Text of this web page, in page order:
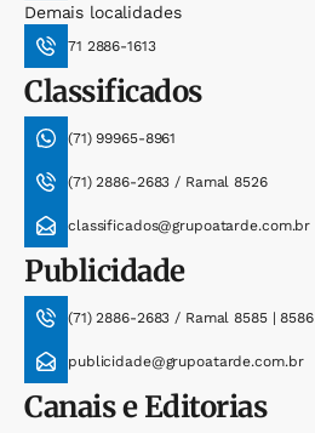
Demais localidades
71 2886-1613
Classificados
(71) 99965-8961
(71) 2886-2683 / Ramal 8526
classificados@grupoatarde.com.br
Publicidade
(71) 2886-2683 / Ramal 8585 | 8586
publicidade@grupoatarde.com.br
Canais e Editorias